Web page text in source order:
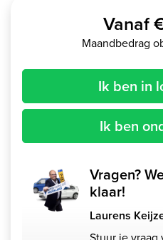
Vanaf
Maandbedrag
Ik ben in
Ik ben
Vragen?
klaar!
Laurens